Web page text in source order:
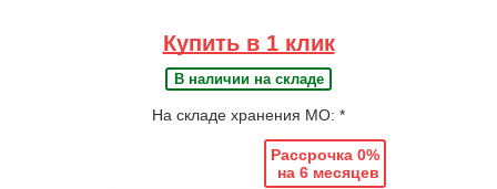
Купить в 1 клик
В наличии на складе
На складе хранения МО: *
Рассрочка 0%
на 6 месяцев